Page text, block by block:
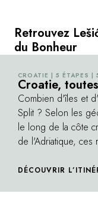
Retrouvez
du Bonheur
CROATIE | 5 ÉTAPES |
Croatie,
Combien d'îles et
Split ? Selon les
le long de la côte
de l'Adriatique, ces
dalmate. Entre mer
DÉCOUVRIR
œuvres du Tintoret
Marc. En voiture ou
d’explorer l’île, ses
étroites, et ses
vignobles - ne
local, corsé et